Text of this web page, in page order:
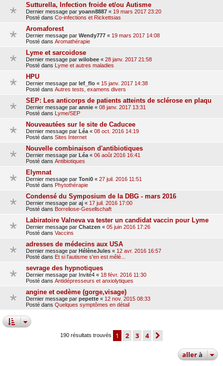
Sutturella, Infection froide et/ou Autisme
Dernier message par yoann8887 « 19 mars 2017 23:20
Posté dans Co-infections et Rickettsias
Aromaforest
Dernier message par Wendy777 « 19 mars 2017 14:08
Posté dans Aromathérapie
Lyme et sarcoidose
Dernier message par wilobee « 28 janv. 2017 21:58
Posté dans Lyme et autres maladies
HPU
Dernier message par lef_flo « 15 janv. 2017 14:38
Posté dans Autres tests, examens divers
SEP: Les anticorps de patients atteints de sclérose en plaqu
Dernier message par annie « 08 janv. 2017 13:31
Posté dans Lyme/SEP
Nouveautées sur le site de Caducee
Dernier message par Léa « 08 oct. 2016 14:19
Posté dans Sites Internet
Nouvelle combinaison d'antibiotiques
Dernier message par Léa « 06 août 2016 16:41
Posté dans Antibiotiques
Elymnat
Dernier message par Toni0 « 27 juil. 2016 11:51
Posté dans Phytothérapie
Condensé du Symposium de la DBG - mars 2016
Dernier message par aj « 17 juil. 2016 17:00
Posté dans Borreliose-Gesellschaft
Labiratoire Valneva va tester un candidat vaccin pour Lyme
Dernier message par Chatzen « 05 juin 2016 17:26
Posté dans Vaccins
adresses de médecins aux USA
Dernier message par HélèneJules « 12 avr. 2016 16:57
Posté dans Et si l'autisme s'en est mêlé...
sevrage des hypnotiques
Dernier message par Invité4 « 18 févr. 2016 11:30
Posté dans Antidépresseurs et anxiolytiques
angine et oedème (gorge,visage)
Dernier message par pepette « 12 nov. 2015 08:33
Posté dans Quelques symptômes en détail
190 résultats trouvés 1 2 3 4
allerà